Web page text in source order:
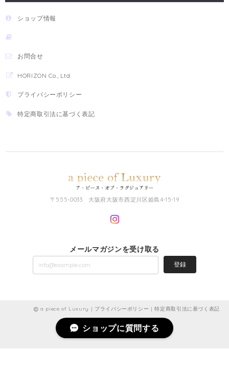
ショップ情報
お問合せ
HORIZON Co., Ltd.
プライバシーポリシー
特定商取引法に基づく表記
〒555-0033 大阪府大阪市西淀川区姫島4-15-19
メールマガジンを受け取る
登録
a piece of Luxury | プライバシーポリシー |特定商取引法に基づく表記
ショップに質問する